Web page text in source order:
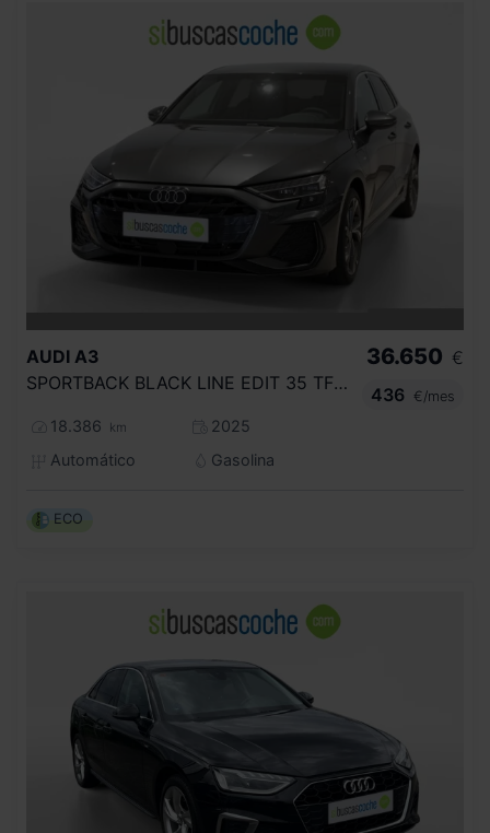
AUDI A3
SPORTBACK BLACK LINE EDIT 35 TFSI 110KW
18.386 km
2025
Automático
Gasolina
36.650 €
436
€/mes
ECO